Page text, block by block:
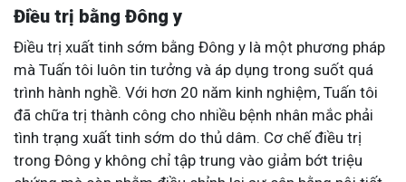
Điều trị bằng Đông y
Điều trị xuất tinh sớm bằng Đông y là một phương pháp
mà Tuấn tôi luôn tin tưởng và áp dụng trong suốt quá
trình hành nghề. Với hơn 20 năm kinh nghiệm, Tuấn tôi
đã chữa trị thành công cho nhiều bệnh nhân mắc phải
tình trạng xuất tinh sớm do thủ dâm. Cơ chế điều trị
trong Đông y không chỉ tập trung vào giảm bớt triệu